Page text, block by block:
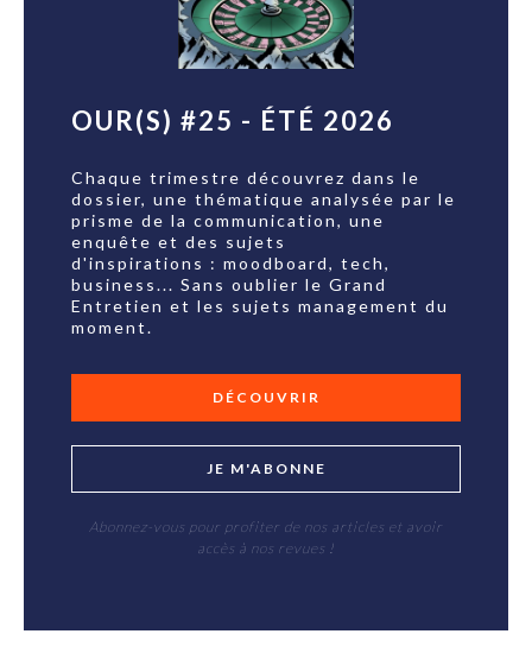
OUR(S) #25 - ÉTÉ 2026
Chaque trimestre découvrez dans le
dossier, une thématique analysée par le
prisme de la communication, une
enquête et des sujets
d'inspirations : moodboard, tech,
business... Sans oublier le Grand
Entretien et les sujets management du
moment.
DÉCOUVRIR
JE M'ABONNE
Abonnez-vous pour profiter de nos articles et avoir
accès à nos revues !